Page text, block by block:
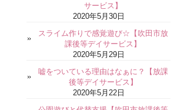
サービス】
2020年5月30日
スライム作りで感覚遊び☆【吹田市放
課後等デイサービス】
2020年5月29日
嘘をついている理由はなぁに？【放課
後等デイサービス】
2020年5月22日